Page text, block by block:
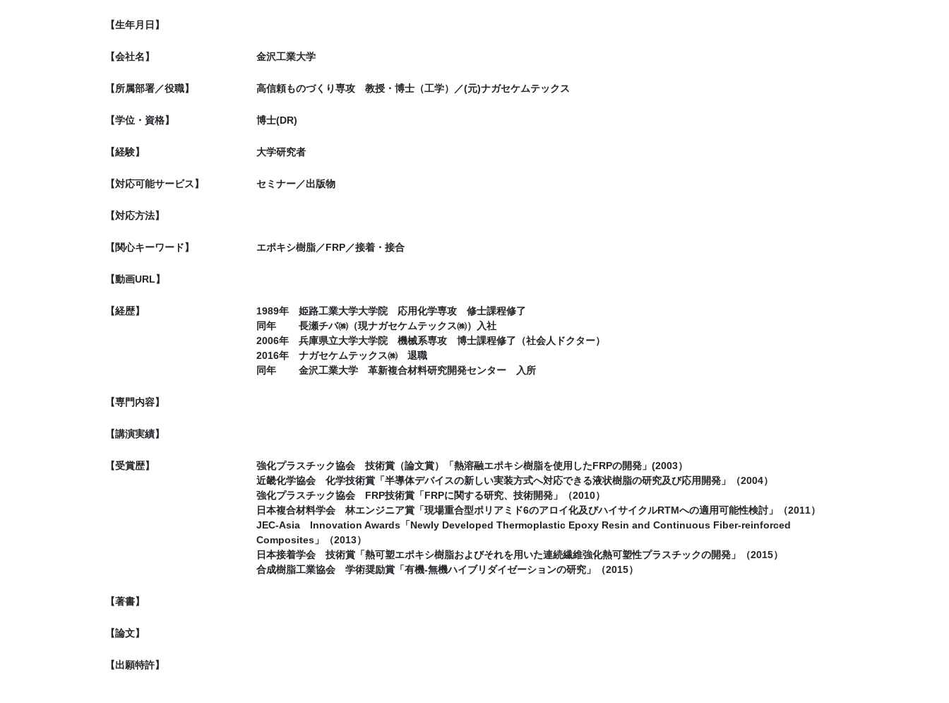
【生年月日】
【会社名】 金沢工業大学
【所属部署／役職】 高信頼ものづくり専攻 教授・博士（工学）／(元)ナガセケムテックス
【学位・資格】 博士(DR)
【経験】 大学研究者
【対応可能サービス】 セミナー／出版物
【対応方法】
【関心キーワード】 エポキシ樹脂／FRP／接着・接合
【動画URL】
【経歴】
1989年 姫路工業大学大学院 応用化学専攻 修士課程修了
同年 長瀬チバ㈱（現ナガセケムテックス㈱）入社
2006年 兵庫県立大学大学院 機械系専攻 博士課程修了（社会人ドクター）
2016年 ナガセケムテックス㈱ 退職
同年 金沢工業大学 革新複合材料研究開発センター 入所
【専門内容】
【講演実績】
【受賞歴】
強化プラスチック協会 技術賞（論文賞）「熱溶融エポキシ樹脂を使用したFRPの開発」(2003）
近畿化学協会 化学技術賞「半導体デバイスの新しい実装方式へ対応できる液状樹脂の研究及び応用開発」（2004）
強化プラスチック協会 FRP技術賞「FRPに関する研究、技術開発」（2010）
日本複合材料学会 林エンジニア賞「現場重合型ポリアミド6のアロイ化及びハイサイクルRTMへの適用可能性検討」（2011）
JEC-Asia Innovation Awards「Newly Developed Thermoplastic Epoxy Resin and Continuous Fiber-reinforced
Composites」（2013）
日本接着学会 技術賞「熱可塑エポキシ樹脂およびそれを用いた連続繊維強化熱可塑性プラスチックの開発」（2015）
合成樹脂工業協会 学術奨励賞「有機‐無機ハイブリダイゼーションの研究」（2015）
【著書】
【論文】
【出願特許】